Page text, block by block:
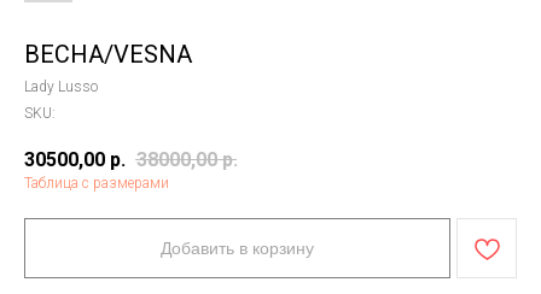
ВЕСНА/VESNA
Lady Lusso
SKU:
30500,00 р. 38000,00 р.
Таблица с размерами
Добавить в корзину